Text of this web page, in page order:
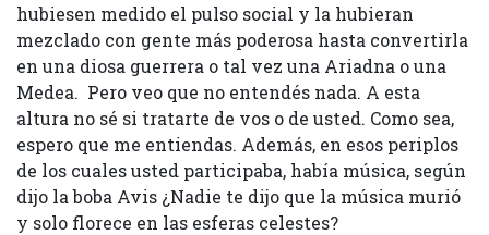
hubiesen medido el pulso social y la hubieran
mezclado con gente más poderosa hasta convertirla
en una diosa guerrera o tal vez una Ariadna o una
Medea. Pero veo que no entendés nada. A esta
altura no sé si tratarte de vos o de usted. Como sea,
espero que me entiendas. Además, en esos periplos
de los cuales usted participaba, había música, según
dijo la boba Avis ¿Nadie te dijo que la música murió
y solo florece en las esferas celestes?